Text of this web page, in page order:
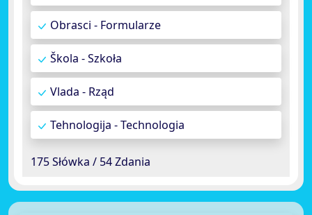
Obrasci - Formularze
Škola - Szkoła
Vlada - Rząd
Tehnologija - Technologia
175 Słówka / 54 Zdania